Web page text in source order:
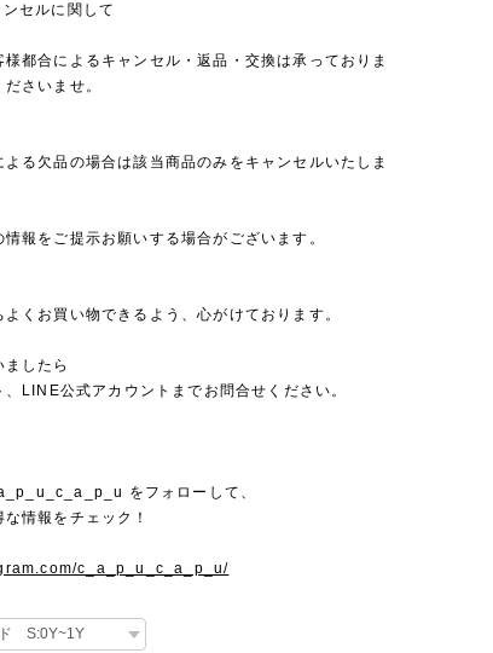
セルに関して
都合によるキャンセル・返品・交換は承っておりま
さいませ。
よる欠品の場合は該当商品のみをキャンセルいたしま
報をご提示お願いする場合がございます。
くお買い物できるよう、心がけております。
したら
LINE公式アカウントまでお問合せください。
をフォローして、
情報をチェック！
c_a_p_u_c_a_p_u/